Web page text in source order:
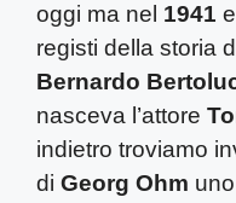
oggi ma nel 1941
registi della storia
Bernardo
nasceva l’attore
indietro troviamo
di Georg Ohm